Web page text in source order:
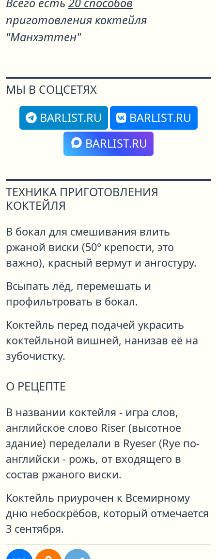
приготовления коктейля
"Манхэттен"
МЫ В СОЦСЕТЯХ
BARLIST.RU
BARLIST.RU
BARLIST.RU
ТЕХНИКА ПРИГОТОВЛЕНИЯ
КОКТЕЙЛЯ
В бокал для смешивания влить
ржаной виски (50° крепости, это
важно), красный вермут и ангостуру.
Всыпать лёд, перемешать и
профильтровать в бокал.
Коктейль перед подачей украсить
коктейльной вишней, нанизав её на
зубочистку.
О РЕЦЕПТЕ
В названии коктейля - игра слов,
английское слово Riser (высотное
здание) переделали в Ryeser (Rye по-
английски - рожь, от входящего в
состав ржаного виски.
Коктейль приурочен к Всемирному
дню небоскрёбов, который отмечается
3 сентября.